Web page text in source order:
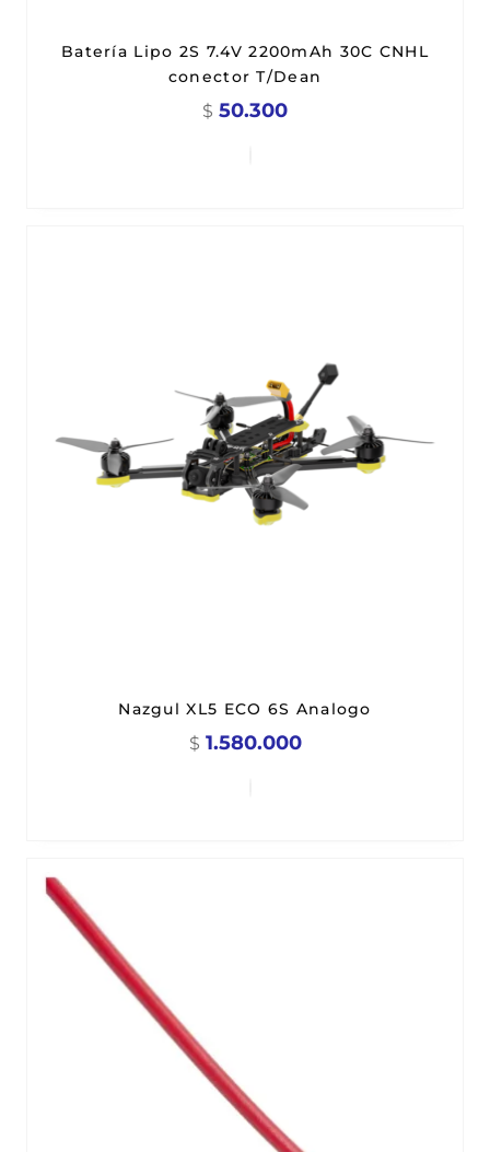
Batería Lipo 2S 7.4V 2200mAh 30C CNHL
conector T/Dean
$ 50.300
Nazgul XL5 ECO 6S Analogo
$ 1.580.000